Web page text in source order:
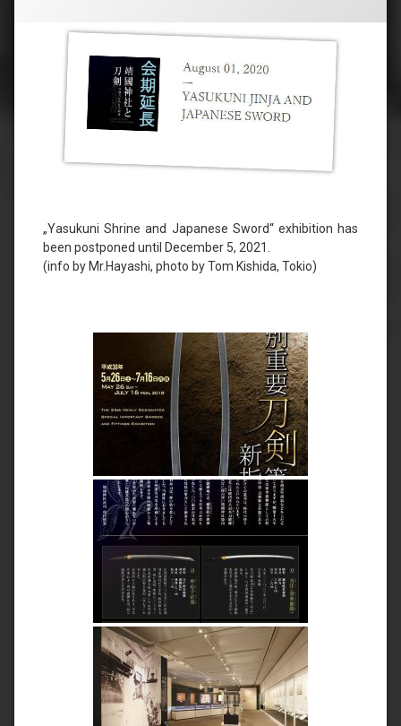
„Yasukuni Shrine and Japanese Sword“ exhibition has
been postponed until December 5, 2021.
(info by Mr.Hayashi, photo by Tom Kishida, Tokio)